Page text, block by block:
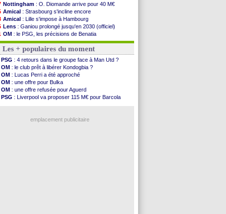
Nottingham : O. Diomande arrive pour 40 M€
Amical : Strasbourg s'incline encore
Amical : Lille s'impose à Hambourg
Lens : Ganiou prolongé jusqu'en 2030 (officiel)
OM : le PSG, les précisions de Benatia
Amical: Paris SG-Man Utd, les compos
Amical : Chelsea corrige l'AC Milan
Argentine: Messi perd son papa
Amical : l'Inter s'offre la Juventus
Atletico: Almada rejoint River Plate (off.)
Monaco: Camara a la cote en Angleterre
Amical: encore une défaite pour Strasbourg
OM : la piste Goore en attaque
PSG : ça négocie avec le Barça pour Torres
: Le Mans concède un nul
Les + populaires du moment
PSG : 4 retours dans le groupe face à Man Utd ?
OM : le club prêt à libérer Kondogbia ?
OM : Lucas Perri a été approché
OM : une offre pour Bulka
OM : une offre refusée pour Aguerd
PSG : Liverpool va proposer 115 M€ pour Barcola
emplacement publicitaire